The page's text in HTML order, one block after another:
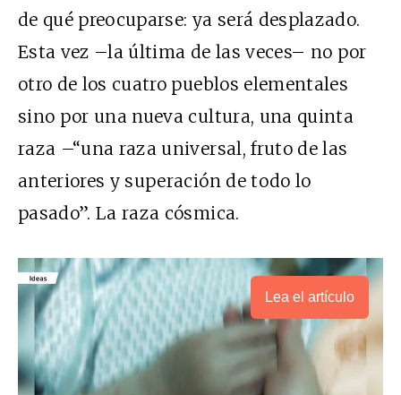
de qué preocuparse: ya será desplazado.
Esta vez –la última de las veces– no por
otro de los cuatro pueblos elementales
sino por una nueva cultura, una quinta
raza –“una raza universal, fruto de las
anteriores y superación de todo lo
pasado”. La raza cósmica.
Lea el artículo